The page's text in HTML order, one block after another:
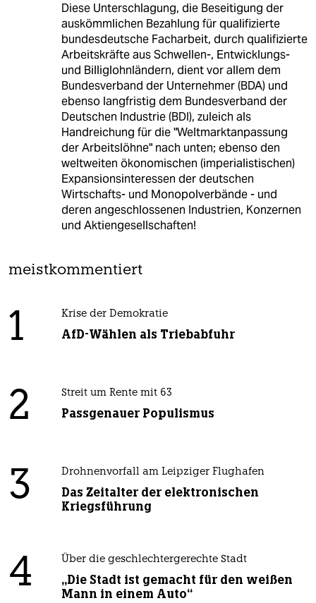
Diese Unterschlagung, die Beseitigung der
auskömmlichen Bezahlung für qualifizierte
bundesdeutsche Facharbeit, durch qualifizierte
Arbeitskräfte aus Schwellen-, Entwicklungs-
und Billiglohnländern, dient vor allem dem
Bundesverband der Unternehmer (BDA) und
ebenso langfristig dem Bundesverband der
Deutschen Industrie (BDI), zuleich als
Handreichung für die "Weltmarktanpassung
der Arbeitslöhne" nach unten; ebenso den
weltweiten ökonomischen (imperialistischen)
Expansionsinteressen der deutschen
Wirtschafts- und Monopolverbände - und
deren angeschlossenen Industrien, Konzernen
und Aktiengesellschaften!
meistkommentiert
1 Krise der Demokratie
AfD-Wählen als Triebabfuhr
2 Streit um Rente mit 63
Passgenauer Populismus
3 Drohnenvorfall am Leipziger Flughafen
Das Zeitalter der elektronischen
Kriegsführung
4 Über die geschlechtergerechte Stadt
„Die Stadt ist gemacht für den weißen
Mann in einem Auto“